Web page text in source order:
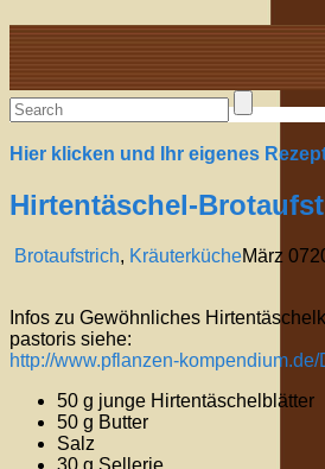
Alte Rezepte online
Hier klicken und Ihr eigenes
Hirtentäschel-
Brotaufstrich, KräuterkücheMärz 07
Infos zu Gewöhnliches
pastoris siehe:
http://www.pflanzen-
50 g junge Hirtentäschelblätter
50 g Butter
Salz